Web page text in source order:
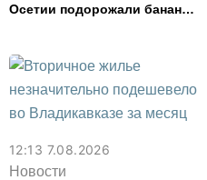
Осетии подорожали бананы
картофель
12:13 7.08.2026
Новости